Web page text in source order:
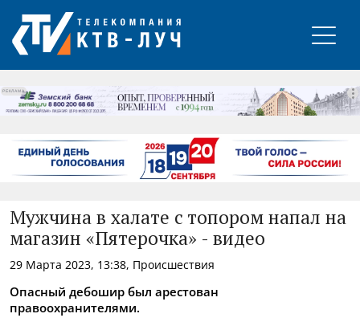
РЕКЛАМА
Мужчина в халате с топором напал на
магазин «Пятерочка» - видео
29 Марта 2023, 13:38, Происшествия
Опасный дебошир был арестован
правоохранителями.